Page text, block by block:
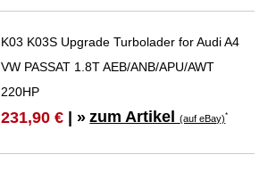
K03 K03S Upgrade Turbolader for Audi A4
VW PASSAT 1.8T AEB/ANB/APU/AWT
220HP
231,90 € | » zum Artikel(auf eBay)*